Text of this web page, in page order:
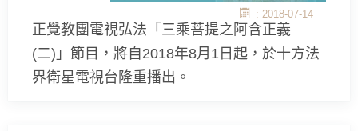
: 2018-07-14
正覺教團電視弘法「三乘菩提之阿含正義
(二)」節目，將自2018年8月1日起，於十方法
界衛星電視台隆重播出。